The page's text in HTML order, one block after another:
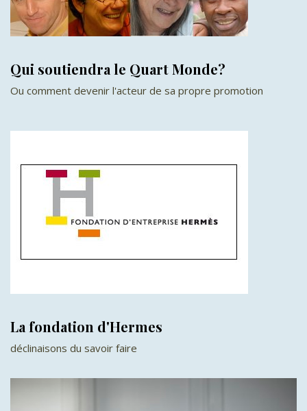
Qui soutiendra le Quart Monde?
Ou comment devenir l'acteur de sa propre promotion
La fondation d'Hermes
déclinaisons du savoir faire